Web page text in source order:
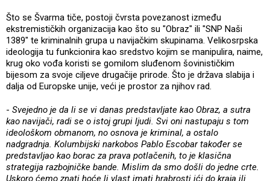
Što se Švarma tiče, postoji čvrsta povezanost između
ekstremističkih organizacija kao što su "Obraz" ili "SNP Naši
1389" te kriminalnih grupa u navijačkim skupinama. Velikosrpska
ideologija tu funkcionira kao sredstvo kojim se manipulira, naime,
krug oko vođa koristi se gomilom sluđenom šovinističkim
bijesom za svoje ciljeve drugačije prirode. Što je država slabija i
dalja od Europske unije, veći je prostor za njihov rad.
- Svejedno je da li se vi danas predstavljate kao Obraz, a sutra
kao navijači, radi se o istoj grupi ljudi. Svi oni nastupaju s tom
ideološkom obmanom, no osnova je kriminal, a ostalo
nadgradnja. Kolumbijski narkobos Pablo Escobar također se
predstavljao kao borac za prava potlačenih, to je klasična
strategija razbojničke bande. Mislim da smo došli do jedne crte.
Uskoro ćemo znati hoće li vlast imati hrabrosti ići do kraja ili